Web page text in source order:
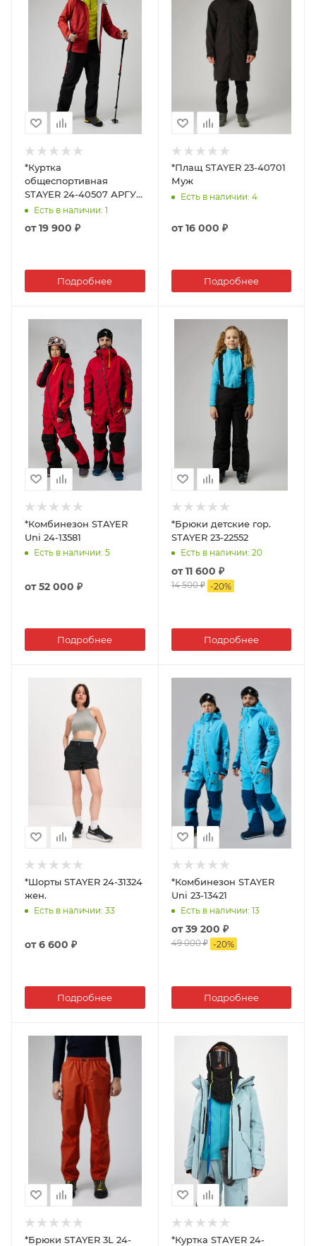
*Куртка
общеспортивная
STAYER 24-40507 АРГУТ
муж.Есть в наличии: 1
от19 900 ₽
Подробнее
*Плащ STAYER 23-40701
Муж
Есть в наличии: 4
от16 000 ₽
Подробнее
*Комбинезон STAYER
Uni 24-13581
Есть в наличии: 5
от52 000 ₽
Подробнее
*Брюки детские гор.
STAYER 23-22552
Есть в наличии: 20
от11 600 ₽
14 500 ₽ -20%
Подробнее
*Шорты STAYER 24-31324
жен.
Есть в наличии: 33
от6 600 ₽
Подробнее
*Комбинезон STAYER
Uni 23-13421
Есть в наличии: 13
от39 200 ₽
49 000 ₽ -20%
Подробнее
*Брюки STAYER 3L 24- *Куртка STAYER 24-